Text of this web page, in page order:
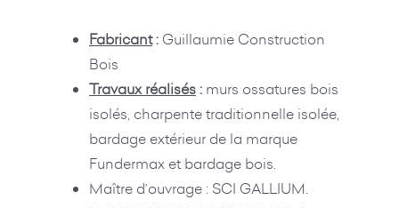
Fabricant:Guillaumie Construction
Bois
Travaux réalisés:murs ossatures bois
isolés, charpente traditionnelle isolée,
bardage extérieur de la marque
Fundermax et bardage bois.
Maître d’ouvrage : SCI GALLIUM.